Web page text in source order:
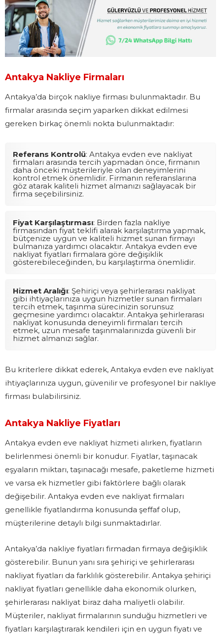
Antakya Nakliye Firmaları
Antakya’da birçok nakliye firması bulunmaktadır. Bu
firmalar arasında seçim yaparken dikkat edilmesi
gereken birkaç önemli nokta bulunmaktadır:
Referans Kontrolü: Antakya evden eve nakliyat
firmaları arasında tercih yapmadan önce, firmanın
daha önceki müşterileriyle olan deneyimlerini
kontrol etmek önemlidir. Firmanın referanslarına
göz atarak kaliteli hizmet almanızı sağlayacak bir
firma seçebilirsiniz.
Fiyat Karşılaştırması: Birden fazla nakliye
firmasından fiyat teklifi alarak karşılaştırma yapmak,
bütçenize uygun ve kaliteli hizmet sunan firmayı
bulmanıza yardımcı olacaktır. Antakya evden eve
nakliyat fiyatları firmalara göre değişiklik
gösterebileceğinden, bu karşılaştırma önemlidir.
Hizmet Aralığı: Şehiriçi veya şehirlerarası nakliyat
gibi ihtiyaçlarınıza uygun hizmetler sunan firmaları
tercih etmek, taşınma sürecinizin sorunsuz
geçmesine yardımcı olacaktır. Antakya şehirlerarası
nakliyat konusunda deneyimli firmaları tercih
etmek, uzun mesafe taşınmalarınızda güvenli bir
hizmet almanızı sağlar.
Bu kriterlere dikkat ederek, Antakya evden eve nakliyat
ihtiyaçlarınıza uygun, güvenilir ve profesyonel bir nakliye
firması bulabilirsiniz.
Antakya Nakliye Fiyatları
Antakya evden eve nakliyat hizmeti alırken, fiyatların
belirlenmesi önemli bir konudur. Fiyatlar, taşınacak
eşyaların miktarı, taşınacağı mesafe, paketleme hizmeti
ve varsa ek hizmetler gibi faktörlere bağlı olarak
değişebilir. Antakya evden eve nakliyat firmaları
genellikle fiyatlandırma konusunda şeffaf olup,
müşterilerine detaylı bilgi sunmaktadırlar.
Antakya’da nakliye fiyatları firmadan firmaya değişiklik
gösterebilir. Bunun yanı sıra şehiriçi ve şehirlerarası
nakliyat fiyatları da farklılık gösterebilir. Antakya şehiriçi
nakliyat fiyatları genellikle daha ekonomik olurken,
şehirlerarası nakliyat biraz daha maliyetli olabilir.
Müşteriler, nakliyat firmalarının sunduğu hizmetleri ve
fiyatları karşılaştırarak kendileri için en uygun fiyatı ve